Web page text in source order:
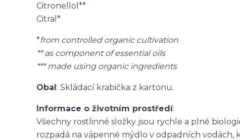
Citronellol**
Citral*
*from controlled organic cultivation
** as component of essential oils
*** made using organic ingredients
Obal: Skládací krabička z kartonu.
Informace o životním prostředí:
Všechny rostlinné složky jsou rychle a plně
rozpadá na vápenné mýdlo v odpadních